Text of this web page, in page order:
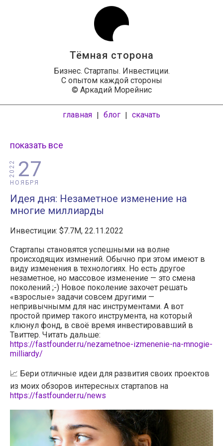
Тёмная сторона
Бизнес. Стартапы. Инвестиции.
С опытом каждой стороны
© Аркадий Морейнис
главная | блог | скачать
показать все
27
НОЯБРЯ
2022
Идея дня: Незаметное изменение на
многие миллиарды
Инвестиции: $7.7M, 22.11.2022
Стартапы становятся успешными на волне
происходящих измнений. Обычно при этом имеют в
виду изменения в технологиях. Но есть другое
незаметное, но массовое изменение — это смена
поколений ;-) Новое поколение захочет решать
«взрослые» задачи совсем другими —
непривычнымм для нас инструментами. А вот
простой пример такого инструмента, на который
клюнул фонд, в своё время инвестировавший в
Твиттер. Читать дальше:
https://fastfounder.ru/nezametnoe-izmenenie-na-mnogie-
milliardy/
📈 Бери отличные идеи для развития своих проектов
из моих обзоров интересных стартапов на
https://fastfounder.ru/news